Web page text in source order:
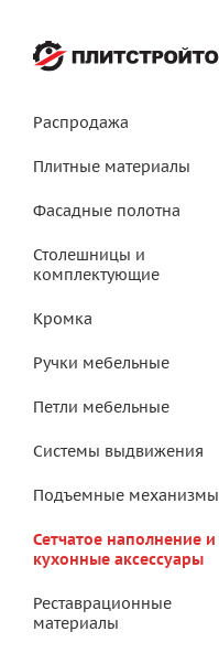
Распродажа
Плитные материалы
Фасадные полотна
Столешницы и
комплектующие
Кромка
Ручки мебельные
Петли мебельные
Системы выдвижения
Подъемные механизмы
Сетчатое наполнение и
кухонные аксессуары
Реставрационные
материалы